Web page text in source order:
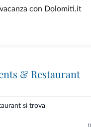
con Dolomiti.it
& Restaurant
si trova